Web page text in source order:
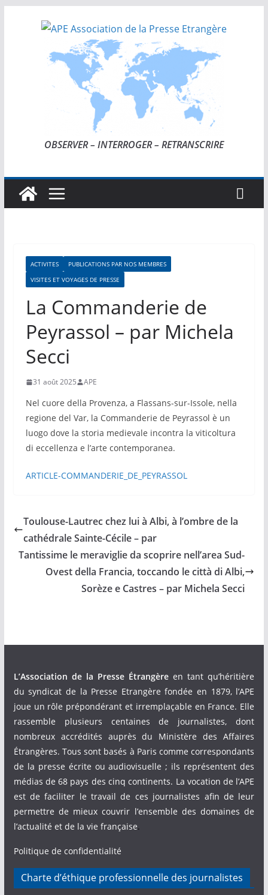
OBSERVER – INTERROGER – RETRANSCRIRE
ACTIVITES
PUBLICATIONS PAR NOS MEMBRES
VISITES ET VOYAGES DE PRESSE
La Commanderie de
Peyrassol – par Michela
Secci
31 août 2025 APE
Nel cuore della Provenza, a Flassans-sur-Issole, nella
regione del Var, la Commanderie de Peyrassol è un
luogo dove la storia medievale incontra la viticoltura
di eccellenza e l’arte contemporanea.
ARTICLE-COMMANDERIE_DE_PEYRASSOL
Toulouse-Lautrec chez lui à Albi, à l’ombre de la
cathédrale Sainte-Cécile – par
Tantissime le meraviglie da scoprire nell’area Sud-
Ovest della Francia, toccando le città di Albi,
Sorèze e Castres – par Michela Secci
L’Association de la Presse Étrangèreen tant qu’héritière
du syndicat de la Presse Etrangère fondée en 1879, l’APE
joue un rôle prépondérant et irremplaçable en France. Elle
rassemble plusieurs centaines de journalistes, dont
nombreux accrédités auprès du Ministère des Affaires
Étrangères. Tous sont basés à Paris comme correspondants
de la presse écrite ou audiovisuelle ; ils représentent des
médias de 68 pays des cinq continents. La vocation de l’APE
est de faciliter le travail de ces journalistes afin de leur
permettre de mieux couvrir l’ensemble des domaines de
l’actualité et de la vie française.
Politique de confidentialité
Charte d’éthique professionnelle des journalistes